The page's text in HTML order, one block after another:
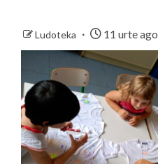
Ludoteka 11 urte ago